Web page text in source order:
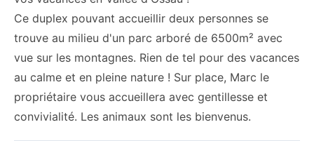
Ce duplex pouvant accueillir deux personnes se
trouve au milieu d'un parc arboré de 6500m² avec
vue sur les montagnes. Rien de tel pour des vacances
au calme et en pleine nature ! Sur place, Marc le
propriétaire vous accueillera avec gentillesse et
convivialité. Les animaux sont les bienvenus.